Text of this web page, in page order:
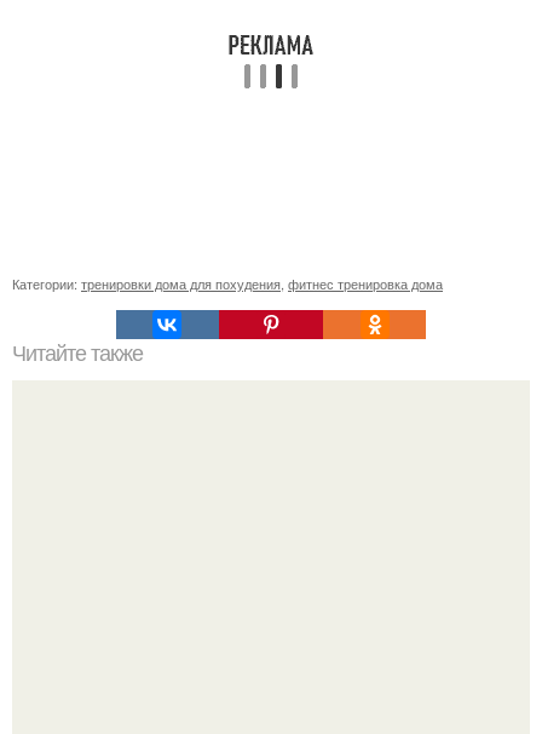
Категории: тренировки дома для похудения фитнес тренировка дома
Читайте также